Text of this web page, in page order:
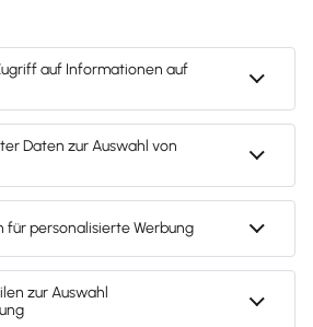
Papierkram,
Jetzt
um Motoren, Reifen